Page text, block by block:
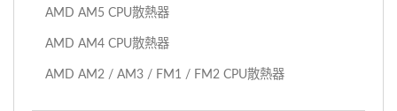
AMD AM5 CPU散熱器
AMD AM4 CPU散熱器
AMD AM2 / AM3 / FM1 / FM2 CPU散熱器